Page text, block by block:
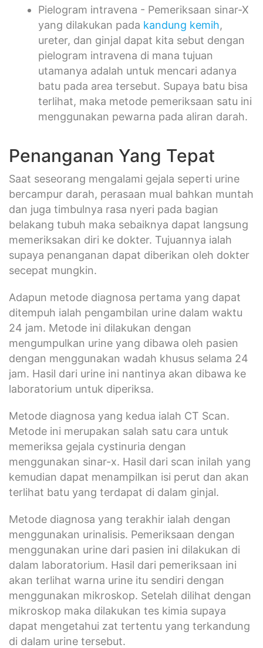
Pielogram intravena - Pemeriksaan sinar-X
yang dilakukan pada kandung kemih,
ureter, dan ginjal dapat kita sebut dengan
pielogram intravena di mana tujuan
utamanya adalah untuk mencari adanya
batu pada area tersebut. Supaya batu bisa
terlihat, maka metode pemeriksaan satu ini
menggunakan pewarna pada aliran darah.
Penanganan Yang Tepat
Saat seseorang mengalami gejala seperti urine
bercampur darah, perasaan mual bahkan muntah
dan juga timbulnya rasa nyeri pada bagian
belakang tubuh maka sebaiknya dapat langsung
memeriksakan diri ke dokter. Tujuannya ialah
supaya penanganan dapat diberikan oleh dokter
secepat mungkin.
Adapun metode diagnosa pertama yang dapat
ditempuh ialah pengambilan urine dalam waktu
24 jam. Metode ini dilakukan dengan
mengumpulkan urine yang dibawa oleh pasien
dengan menggunakan wadah khusus selama 24
jam. Hasil dari urine ini nantinya akan dibawa ke
laboratorium untuk diperiksa.
Metode diagnosa yang kedua ialah CT Scan.
Metode ini merupakan salah satu cara untuk
memeriksa gejala cystinuria dengan
menggunakan sinar-x. Hasil dari scan inilah yang
kemudian dapat menampilkan isi perut dan akan
terlihat batu yang terdapat di dalam ginjal.
Metode diagnosa yang terakhir ialah dengan
menggunakan urinalisis. Pemeriksaan dengan
menggunakan urine dari pasien ini dilakukan di
dalam laboratorium. Hasil dari pemeriksaan ini
akan terlihat warna urine itu sendiri dengan
menggunakan mikroskop. Setelah dilihat dengan
mikroskop maka dilakukan tes kimia supaya
dapat mengetahui zat tertentu yang terkandung
di dalam urine tersebut.